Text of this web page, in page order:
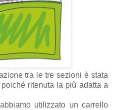
tra le tre sezioni è stata
ritenuta la più adatta a
utilizzato un carrello